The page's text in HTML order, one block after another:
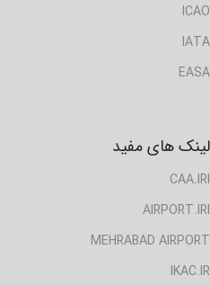
ICAO
IATA
EASA
لینک های مفید
CAA.IRI
AIRPORT.IRI
MEHRABAD AIRPORT
IKAC.IR